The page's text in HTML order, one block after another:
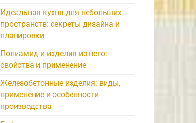
Идеальная кухня для небольших
пространств: секреты дизайна и
планировки
Полиамид и изделия из него:
свойства и применение
Железобетонные изделия: виды,
применение и особенности
производства